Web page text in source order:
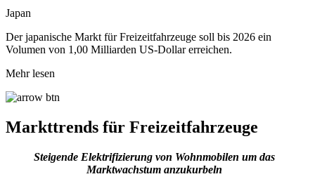
Japan
Der japanische Markt für Freizeitfahrzeuge soll bis 2026 ein
Volumen von 1,00 Milliarden US-Dollar erreichen.
Mehr lesen
Markttrends für Freizeitfahrzeuge
Steigende Elektrifizierung von Wohnmobilen um das
Marktwachstum anzukurbeln